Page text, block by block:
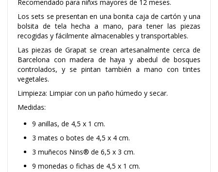
Recomendado para niñxs mayores de 12 meses.
Los sets se presentan en una bonita caja de cartón y una
bolsita de tela hecha a mano, para tener las piezas
recogidas y fácilmente almacenables y transportables.
Las piezas de Grapat se crean artesanalmente cerca de
Barcelona con madera de haya y abedul de bosques
controlados, y se pintan también a mano con tintes
vegetales.
Limpieza: Limpiar con un paño húmedo y secar.
Medidas:
9 anillas, de 4,5 x 1 cm.
3 mates o botes de 4,5 x 4 cm.
3 muñecos Nins® de 6,5 x 3 cm.
9 monedas o fichas de 4,5 x 1 cm.